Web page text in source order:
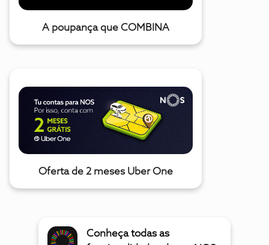
A poupança que COMBINA
Oferta de 2 meses Uber One
Conheça todas as